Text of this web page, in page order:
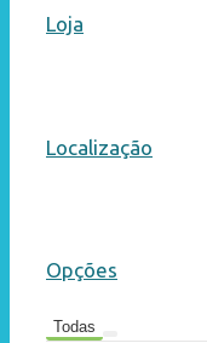
Loja
Localização
Opções
Todas